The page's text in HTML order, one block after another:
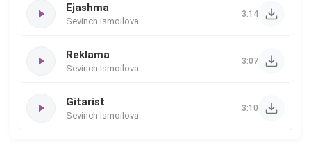
Ejashma
Sevinch Ismoilova
3:14
Reklama
Sevinch Ismoilova
3:07
Gitarist
Sevinch Ismoilova
3:10